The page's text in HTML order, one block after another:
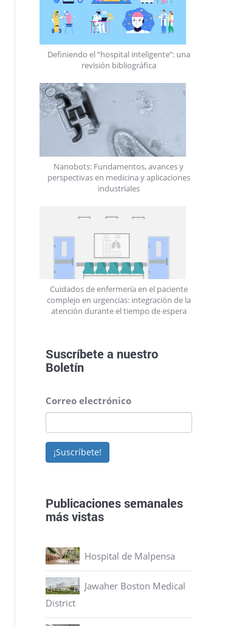
Definiendo el “hospital inteligente”: una
revisión bibliográfica
Nanobots: Fundamentos, avances y
perspectivas en medicina y aplicaciones
industriales
Cuidados de enfermería en el paciente
complejo en urgencias: integración de la
atención durante el tiempo de espera
Suscríbete a nuestro
Boletín
Correo electrónico
¡Suscríbete!
Publicaciones semanales
más vistas
Hospital de Malpensa
Jawaher Boston Medical
District